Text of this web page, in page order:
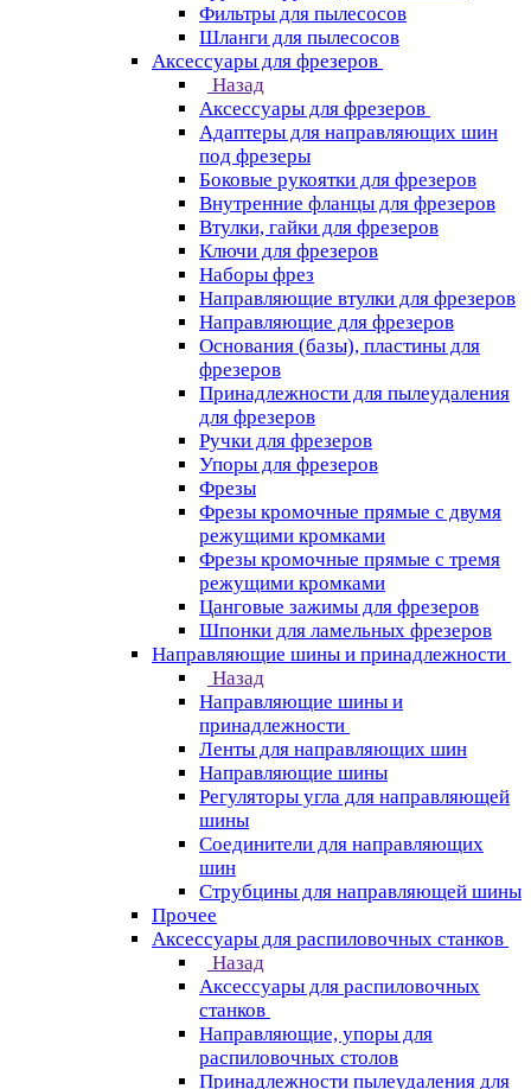
Фильтры для пылесосов
Шланги для пылесосов
Аксессуары для фрезеров
Назад
Аксессуары для фрезеров
Адаптеры для направляющих шин
под фрезеры
Боковые рукоятки для фрезеров
Внутренние фланцы для фрезеров
Втулки, гайки для фрезеров
Ключи для фрезеров
Наборы фрез
Направляющие втулки для фрезеров
Направляющие для фрезеров
Основания (базы), пластины для
фрезеров
Принадлежности для пылеудаления
для фрезеров
Ручки для фрезеров
Упоры для фрезеров
Фрезы
Фрезы кромочные прямые с двумя
режущими кромками
Фрезы кромочные прямые с тремя
режущими кромками
Цанговые зажимы для фрезеров
Шпонки для ламельных фрезеров
Направляющие шины и принадлежности
Назад
Направляющие шины и
принадлежности
Ленты для направляющих шин
Направляющие шины
Регуляторы угла для направляющей
шины
Соединители для направляющих
шин
Струбцины для направляющей шины
Прочее
Аксессуары для распиловочных станков
Назад
Аксессуары для распиловочных
станков
Направляющие, упоры для
распиловочных столов
Принадлежности пылеудаления для